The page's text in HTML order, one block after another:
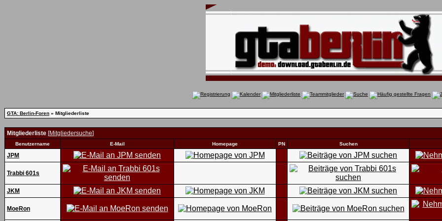
GTA: Berlin-Foren » Mitgliederliste
Mitgliederliste [Mitgliedersuche]
Benutzername E-Mail Homepage PN Suchen
JPM
Trabbi 601s
JKM
MoeRon